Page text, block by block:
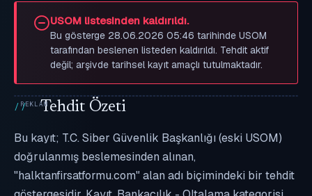
USOM listesinden kaldırıldı.
Bu gösterge 28.06.2026 05:46 tarihinde USOM
tarafından beslenen listeden kaldırıldı. Tehdit aktif
değil; arşivde tarihsel kayıt amaçlı tutulmaktadır.
Tehdit Özeti
Bu kayıt; T.C. Siber Güvenlik Başkanlığı (eski USOM)
doğrulanmış beslemesinden alınan,
"halktanfirsatformu.com" alan adı biçimindeki bir tehdit